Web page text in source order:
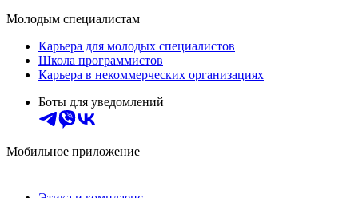
Молодым специалистам
Карьера для молодых специалистов
Школа программистов
Карьера в некоммерческих организациях
Боты для уведомлений
Мобильное приложение